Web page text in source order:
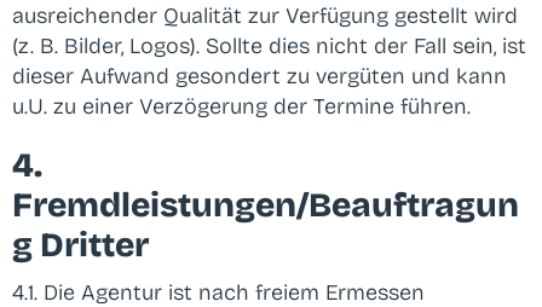
ausreichender Qualität zur Verfügung gestellt wird
(z. B. Bilder, Logos). Sollte dies nicht der Fall sein, ist
dieser Aufwand gesondert zu vergüten und kann
u.U. zu einer Verzögerung der Termine führen.
4.
Fremdleistungen/Beauftragun
g Dritter
4.1. Die Agentur ist nach freiem Ermessen